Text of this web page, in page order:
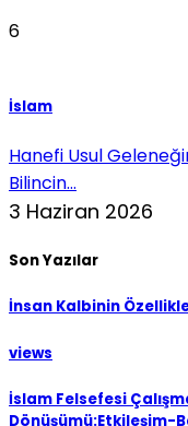
6
İslam
Hanefi Usul
Bilincin...
3 Haziran 2026
Son Yazılar
İnsan Kalbinin
views
İslam Felsefesi
Dönüşümü:Etkileşim-